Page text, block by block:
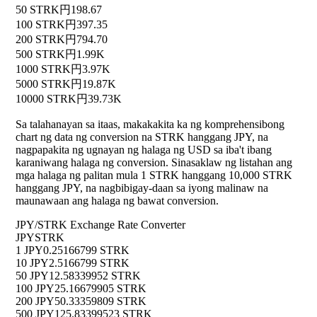
50 STRK円198.67
100 STRK円397.35
200 STRK円794.70
500 STRK円1.99K
1000 STRK円3.97K
5000 STRK円19.87K
10000 STRK円39.73K
Sa talahanayan sa itaas, makakakita ka ng komprehensibong
chart ng data ng conversion na STRK hanggang JPY, na
nagpapakita ng ugnayan ng halaga ng USD sa iba't ibang
karaniwang halaga ng conversion. Sinasaklaw ng listahan ang
mga halaga ng palitan mula 1 STRK hanggang 10,000 STRK
hanggang JPY, na nagbibigay-daan sa iyong malinaw na
maunawaan ang halaga ng bawat conversion.
JPY/STRK Exchange Rate Converter
JPYSTRK
1 JPY0.25166799 STRK
10 JPY2.5166799 STRK
50 JPY12.58339952 STRK
100 JPY25.16679905 STRK
200 JPY50.33359809 STRK
500 JPY125.83399523 STRK